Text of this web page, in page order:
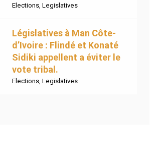
Elections, Legislatives
Législatives à Man Côte-
d’Ivoire : Flindé et Konaté
Sidiki appellent a éviter le
vote tribal.
Elections, Legislatives